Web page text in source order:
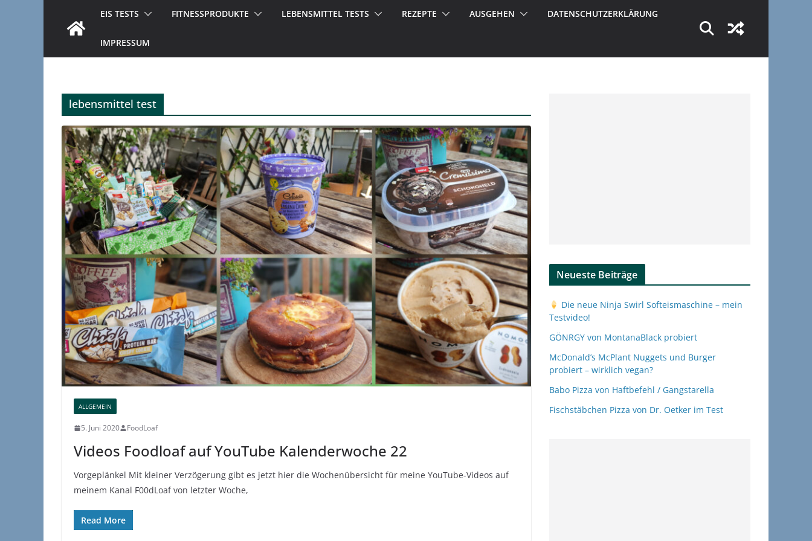
EIS TESTS FITNESSPRODUKTE LEBENSMITTEL TESTS REZEPTE AUSGEHEN DATENSCHUTZERKLÄRUNG
IMPRESSUM
lebensmittel test
ALLGEMEIN
5. Juni 2020 FoodLoaf
Videos Foodloaf auf YouTube Kalenderwoche 22
Vorgeplänkel Mit kleiner Verzögerung gibt es jetzt hier die Wochenübersicht für meine YouTube-Videos auf
meinem Kanal F00dLoaf von letzter Woche,
Read More
Neueste Beiträge
Die neue Ninja Swirl Softeismaschine – mein
Testvideo!
GÖNRGY von MontanaBlack probiert
McDonald’s McPlant Nuggets und Burger
probiert – wirklich vegan?
Babo Pizza von Haftbefehl / Gangstarella
Fischstäbchen Pizza von Dr. Oetker im Test